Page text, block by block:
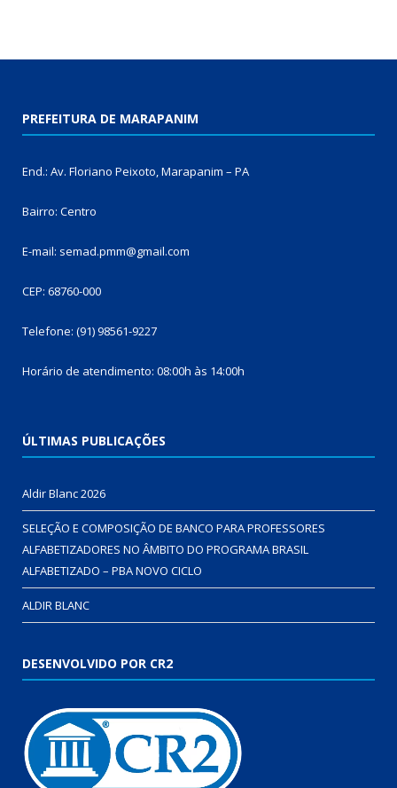
PREFEITURA DE MARAPANIM
End.: Av. Floriano Peixoto, Marapanim – PA
Bairro: Centro
E-mail: semad.pmm@gmail.com
CEP: 68760-000
Telefone: (91) 98561-9227
Horário de atendimento: 08:00h às 14:00h
ÚLTIMAS PUBLICAÇÕES
Aldir Blanc 2026
SELEÇÃO E COMPOSIÇÃO DE BANCO PARA PROFESSORES
ALFABETIZADORES NO ÂMBITO DO PROGRAMA BRASIL
ALFABETIZADO – PBA NOVO CICLO
ALDIR BLANC
DESENVOLVIDO POR CR2